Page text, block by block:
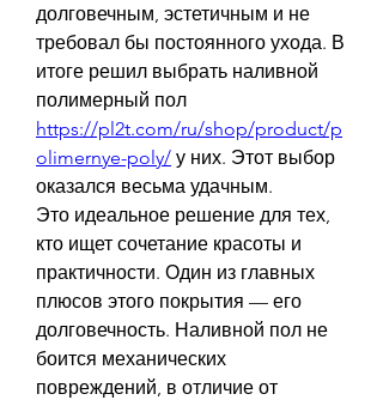
долговечным, эстетичным и не
требовал бы постоянного ухода. В
итоге решил выбрать наливной
https://pl2t.com/ru/shop/product/p
olimernye-poly/ у них. Этот выбор
оказался весьма удачным.
Это идеальное решение для тех,
кто ищет сочетание красоты и
практичности. Один из главных
плюсов этого покрытия — его
долговечность. Наливной пол не
боится механических
повреждений, в отличие от